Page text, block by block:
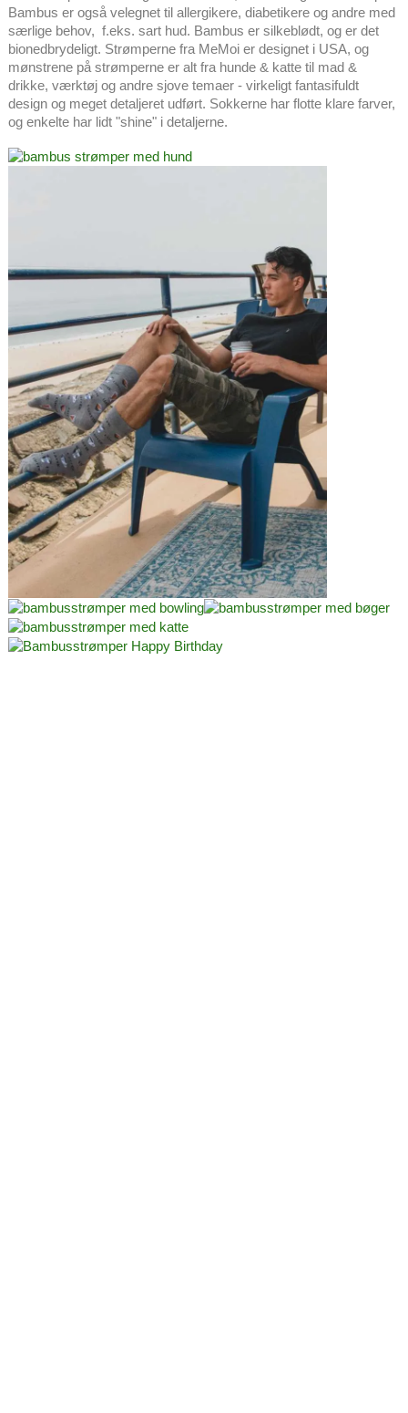
Bambus er også velegnet til allergikere, diabetikere og andre med
særlige behov, f.eks. sart hud. Bambus er silkeblødt, og er det
bionedbrydeligt. Strømperne fra MeMoi er designet i USA, og
mønstrene på strømperne er alt fra hunde & katte til mad &
drikke, værktøj og andre sjove temaer - virkeligt fantasifuldt
design og meget detaljeret udført. Sokkerne har flotte klare farver,
og enkelte har lidt "shine" i detaljerne.